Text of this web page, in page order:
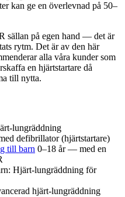
kan ge en överlevnad på 50–
sällan på egen hand — det är
rytm. Det är av den här
alla våra kunder som
en hjärtstartare då
till nytta.
lungräddning
defibrillator (hjärtstartare)
till barn 0–18 år — med en
Hjärt-lungräddning för
hjärt-lungräddning